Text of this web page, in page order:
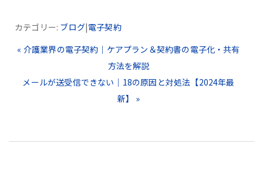
カテゴリー: ブログ|電子契約
« 介護業界の電子契約｜ケアプラン＆契約書の電子化・共有
方法を解説
メールが送受信できない｜18の原因と対処法【2024年最
新】 »